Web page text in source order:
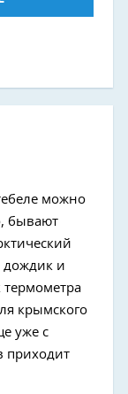
можно
бывают
дождик и
термометра
крымского
уже с
приходит